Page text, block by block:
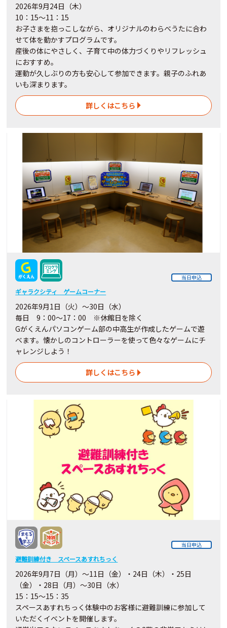
2026年9月24日（木）
10：15～11：15
お子さまを抱っこしながら、オリジナルのわらべうたに合わ
せて体を動かすプログラムです。
産後の体にやさしく、子育て中の体力づくりやリフレッシュ
におすすめ。
運動が久しぶりの方も安心して参加できます。親子のふれあ
いも深まります。
詳しくはこちら
当日申込
ギャラクシティ ゲームコーナー
2026年9月1日（火）～30日（水）
毎日 9：00～17：00 ※休館日を除く
Gがくえんパソコンゲーム部の中高生が作成したゲームで遊
べます。懐かしのコントローラーを使って色々なゲームにチ
ャレンジしよう！
詳しくはこちら
当日申込
避難訓練付き スペースあすれちっく
2026年9月7日（月）～11日（金）・24日（木）・25日
（金）・28日（月）～30日（水）
15：15～15：35
スペースあすれちっく体験中のお客様に避難訓練に参加して
いただくイベントを開催します。